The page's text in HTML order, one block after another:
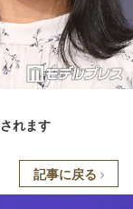
れます
記事に戻る